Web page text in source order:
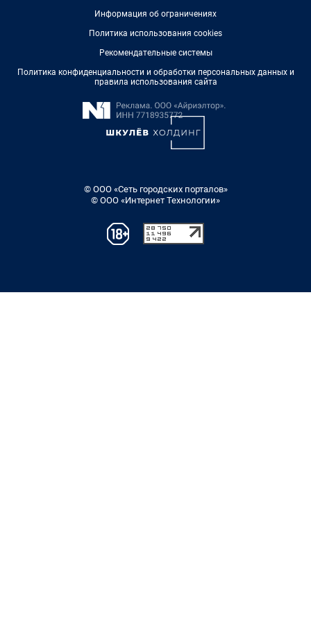
Информация об ограничениях
Политика использования cookies
Рекомендательные системы
Политика конфиденциальности и обработки персональных данных и
правила использования сайта
© ООО «Сеть городских порталов»
© ООО «Интернет Технологии»